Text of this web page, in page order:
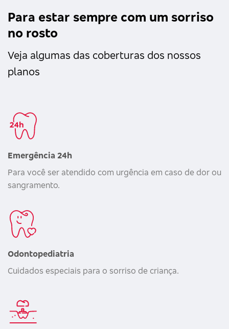
Para estar sempre com um sorriso
no rosto
Veja algumas das coberturas dos nossos
planos
Emergência 24h
Para você ser atendido com urgência em caso de dor ou
sangramento.
Odontopediatria
Cuidados especiais para o sorriso de criança.